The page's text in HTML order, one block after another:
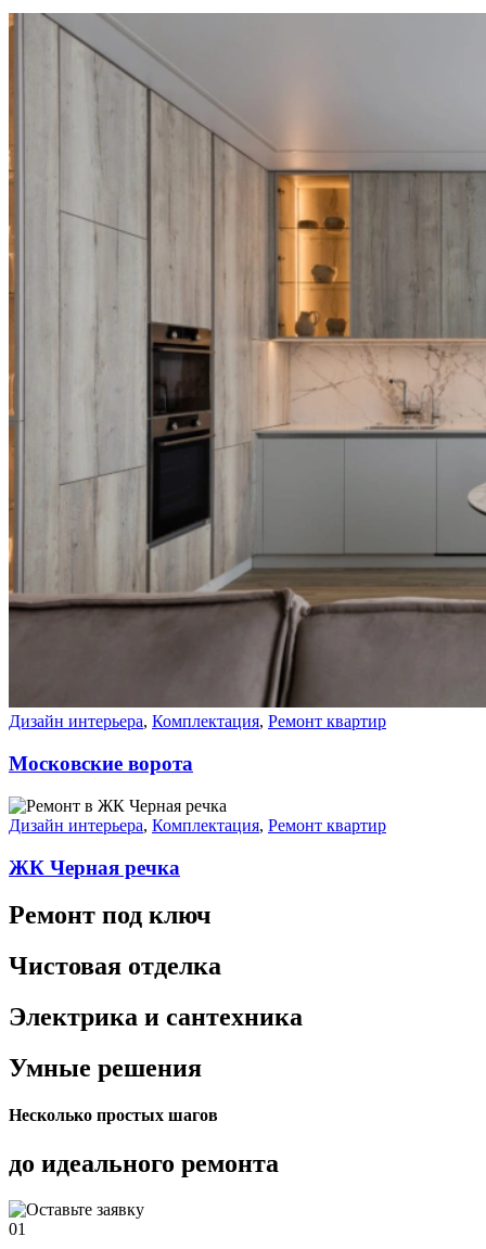
Дизайн интерьера, Комплектация, Ремонт квартир
Московские ворота
Дизайн интерьера, Комплектация, Ремонт квартир
ЖК Черная речка
Ремонт под ключ
Чистовая отделка
Электрика и сантехника
Умные решения
Несколько простых шагов
до идеального ремонта
01